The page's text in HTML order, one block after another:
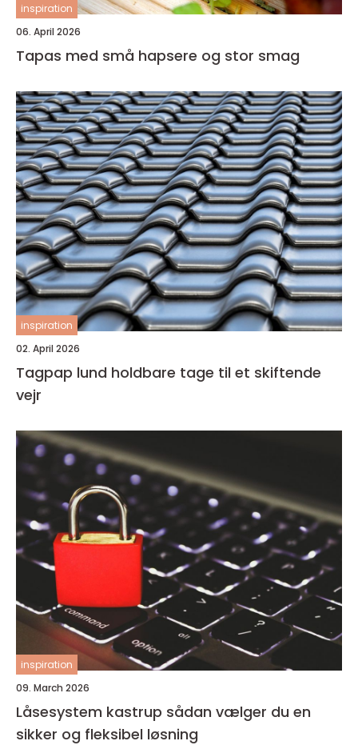
inspiration
06. April 2026
Tapas med små hapsere og stor smag
inspiration
02. April 2026
Tagpap lund holdbare tage til et skiftende
vejr
inspiration
09. March 2026
Låsesystem kastrup sådan vælger du en
sikker og fleksibel løsning